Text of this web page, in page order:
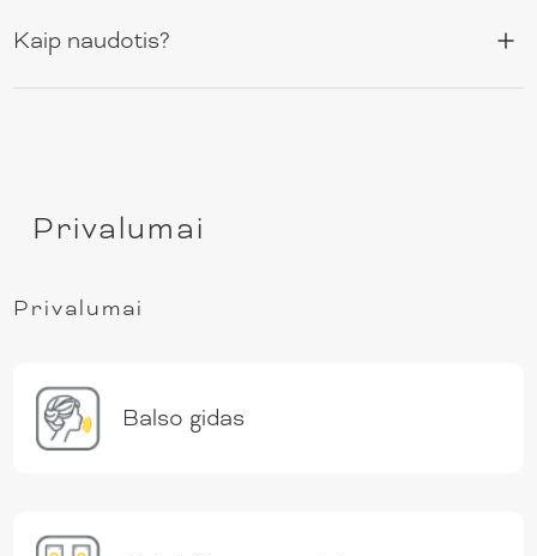
Kaip naudotis?
Privalumai
Privalumai
Balso gidas